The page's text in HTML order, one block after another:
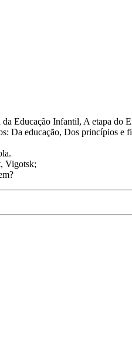
Educação Infantil, A etapa do
Da educação, Dos princípios
Vigotsk;